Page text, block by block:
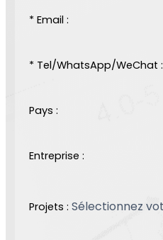
* Email :
* Tel/WhatsApp/WeChat :
Pays :
Entreprise :
Projets :